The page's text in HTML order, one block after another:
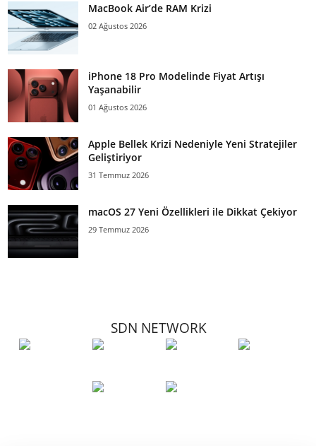
MacBook Air’de RAM Krizi
02 Ağustos 2026
iPhone 18 Pro Modelinde Fiyat Artışı
Yaşanabilir
01 Ağustos 2026
Apple Bellek Krizi Nedeniyle Yeni Stratejiler
Geliştiriyor
31 Temmuz 2026
macOS 27 Yeni Özellikleri ile Dikkat Çekiyor
29 Temmuz 2026
SDN NETWORK